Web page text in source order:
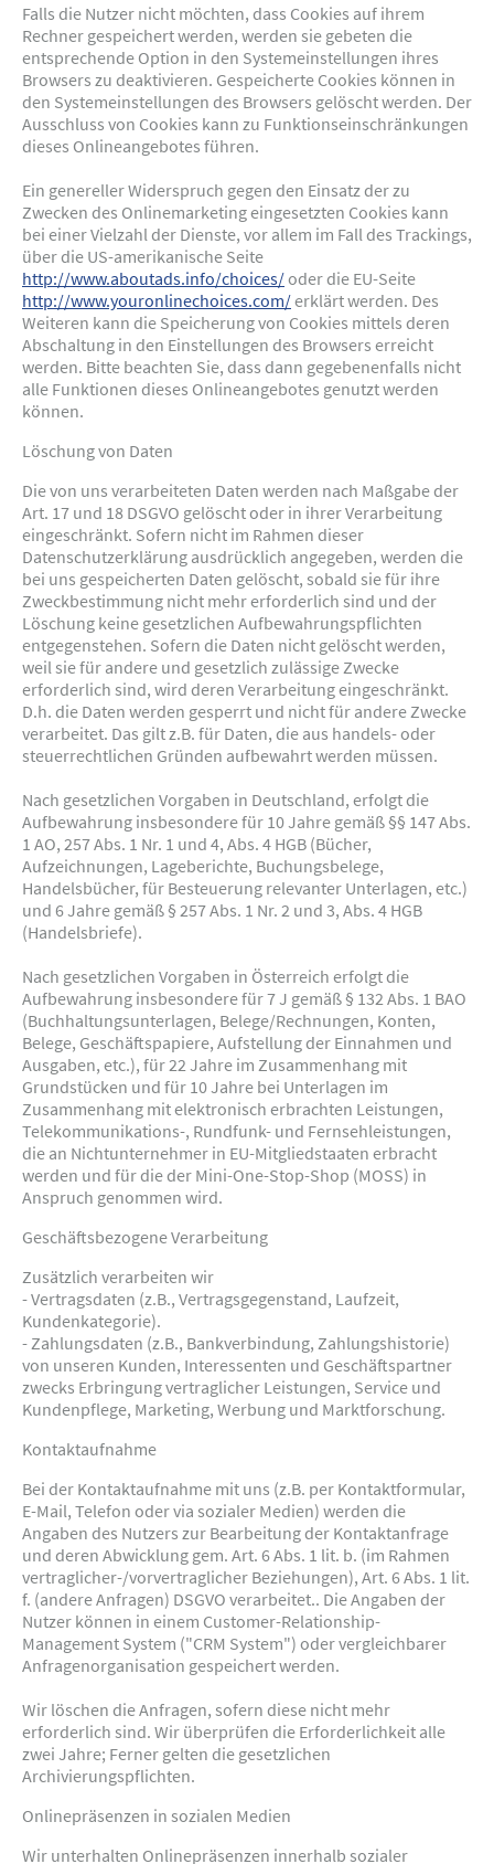
Falls die Nutzer nicht möchten, dass Cookies auf ihrem
Rechner gespeichert werden, werden sie gebeten die
entsprechende Option in den Systemeinstellungen ihres
Browsers zu deaktivieren. Gespeicherte Cookies können in
den Systemeinstellungen des Browsers gelöscht werden. Der
Ausschluss von Cookies kann zu Funktionseinschränkungen
dieses Onlineangebotes führen.
Ein genereller Widerspruch gegen den Einsatz der zu
Zwecken des Onlinemarketing eingesetzten Cookies kann
bei einer Vielzahl der Dienste, vor allem im Fall des Trackings,
über die US-amerikanische Seite
http://www.aboutads.info/choices/oder die EU-Seite
http://www.youronlinechoices.com/erklärt werden. Des
Weiteren kann die Speicherung von Cookies mittels deren
Abschaltung in den Einstellungen des Browsers erreicht
werden. Bitte beachten Sie, dass dann gegebenenfalls nicht
alle Funktionen dieses Onlineangebotes genutzt werden
können.
Löschung von Daten
Die von uns verarbeiteten Daten werden nach Maßgabe der
Art. 17 und 18 DSGVO gelöscht oder in ihrer Verarbeitung
eingeschränkt. Sofern nicht im Rahmen dieser
Datenschutzerklärung ausdrücklich angegeben, werden die
bei uns gespeicherten Daten gelöscht, sobald sie für ihre
Zweckbestimmung nicht mehr erforderlich sind und der
Löschung keine gesetzlichen Aufbewahrungspflichten
entgegenstehen. Sofern die Daten nicht gelöscht werden,
weil sie für andere und gesetzlich zulässige Zwecke
erforderlich sind, wird deren Verarbeitung eingeschränkt.
D.h. die Daten werden gesperrt und nicht für andere Zwecke
verarbeitet. Das gilt z.B. für Daten, die aus handels- oder
steuerrechtlichen Gründen aufbewahrt werden müssen.
Nach gesetzlichen Vorgaben in Deutschland, erfolgt die
Aufbewahrung insbesondere für 10 Jahre gemäß §§ 147 Abs.
1 AO, 257 Abs. 1 Nr. 1 und 4, Abs. 4 HGB (Bücher,
Aufzeichnungen, Lageberichte, Buchungsbelege,
Handelsbücher, für Besteuerung relevanter Unterlagen, etc.)
und 6 Jahre gemäß § 257 Abs. 1 Nr. 2 und 3, Abs. 4 HGB
(Handelsbriefe).
Nach gesetzlichen Vorgaben in Österreich erfolgt die
Aufbewahrung insbesondere für 7 J gemäß § 132 Abs. 1 BAO
(Buchhaltungsunterlagen, Belege/Rechnungen, Konten,
Belege, Geschäftspapiere, Aufstellung der Einnahmen und
Ausgaben, etc.), für 22 Jahre im Zusammenhang mit
Grundstücken und für 10 Jahre bei Unterlagen im
Zusammenhang mit elektronisch erbrachten Leistungen,
Telekommunikations-, Rundfunk- und Fernsehleistungen,
die an Nichtunternehmer in EU-Mitgliedstaaten erbracht
werden und für die der Mini-One-Stop-Shop (MOSS) in
Anspruch genommen wird.
Geschäftsbezogene Verarbeitung
Zusätzlich verarbeiten wir
- Vertragsdaten (z.B., Vertragsgegenstand, Laufzeit,
Kundenkategorie).
- Zahlungsdaten (z.B., Bankverbindung, Zahlungshistorie)
von unseren Kunden, Interessenten und Geschäftspartner
zwecks Erbringung vertraglicher Leistungen, Service und
Kundenpflege, Marketing, Werbung und Marktforschung.
Kontaktaufnahme
Bei der Kontaktaufnahme mit uns (z.B. per Kontaktformular,
E-Mail, Telefon oder via sozialer Medien) werden die
Angaben des Nutzers zur Bearbeitung der Kontaktanfrage
und deren Abwicklung gem. Art. 6 Abs. 1 lit. b. (im Rahmen
vertraglicher-/vorvertraglicher Beziehungen), Art. 6 Abs. 1 lit.
f. (andere Anfragen) DSGVO verarbeitet.. Die Angaben der
Nutzer können in einem Customer-Relationship-
Management System ("CRM System") oder vergleichbarer
Anfragenorganisation gespeichert werden.
Wir löschen die Anfragen, sofern diese nicht mehr
erforderlich sind. Wir überprüfen die Erforderlichkeit alle
zwei Jahre; Ferner gelten die gesetzlichen
Archivierungspflichten.
Onlinepräsenzen in sozialen Medien
Wir unterhalten Onlinepräsenzen innerhalb sozialer